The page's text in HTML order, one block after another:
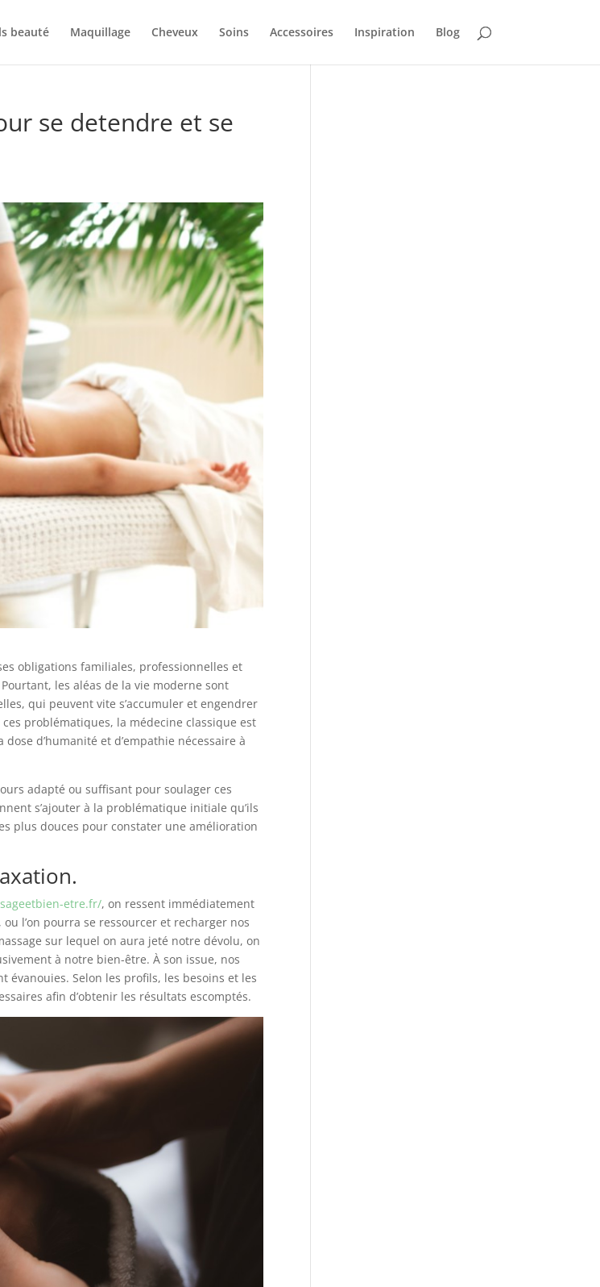
beauté Maquillage Cheveux Soins Accessoires Inspiration Blog
se detendre et se
obligations familiales, professionnelles et
les aléas de la vie moderne sont
qui peuvent vite s’accumuler et engendrer
problématiques, la médecine classique est
d’humanité et d’empathie nécessaire à
adapté ou suffisant pour soulager ces
s’ajouter à la problématique initiale qu’ils
plus douces pour constater une amélioration
etre.fr/, on ressent immédiatement
l’on pourra se ressourcer et recharger nos
sur lequel on aura jeté notre dévolu, on
à notre bien-être. À son issue, nos
Selon les profils, les besoins et les
afin d’obtenir les résultats escomptés.